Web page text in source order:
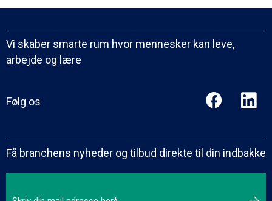
Vi skaber smarte rum hvor mennesker kan leve,
arbejde og lære
Følg os
Få branchens nyheder og tilbud direkte til din indbakke